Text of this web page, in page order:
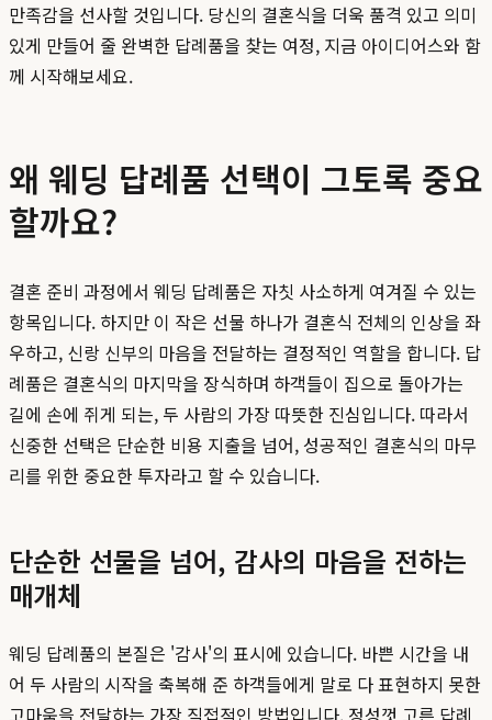
만족감을 선사할 것입니다. 당신의 결혼식을 더욱 품격 있고 의미
있게 만들어 줄 완벽한 답례품을 찾는 여정, 지금 아이디어스와 함
께 시작해보세요.
왜 웨딩 답례품 선택이 그토록 중요
할까요?
결혼 준비 과정에서 웨딩 답례품은 자칫 사소하게 여겨질 수 있는
항목입니다. 하지만 이 작은 선물 하나가 결혼식 전체의 인상을 좌
우하고, 신랑 신부의 마음을 전달하는 결정적인 역할을 합니다. 답
례품은 결혼식의 마지막을 장식하며 하객들이 집으로 돌아가는
길에 손에 쥐게 되는, 두 사람의 가장 따뜻한 진심입니다. 따라서
신중한 선택은 단순한 비용 지출을 넘어, 성공적인 결혼식의 마무
리를 위한 중요한 투자라고 할 수 있습니다.
단순한 선물을 넘어, 감사의 마음을 전하는
매개체
웨딩 답례품의 본질은 '감사'의 표시에 있습니다. 바쁜 시간을 내
어 두 사람의 시작을 축복해 준 하객들에게 말로 다 표현하지 못한